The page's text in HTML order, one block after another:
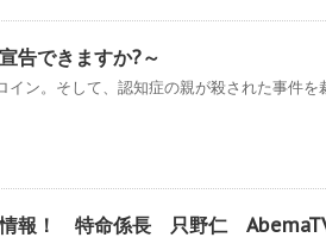
告できますか?～
イン。そして、認知症の親が殺された事件を
情報！ 特命係長 只野仁